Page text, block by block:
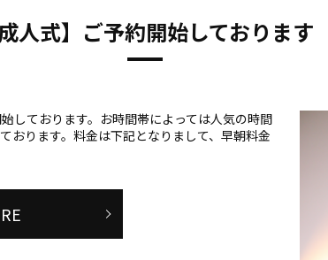
成人式】ご予約開始しております
しております。お時間帯によっては人気の時間
おります。料金は下記となりまして、早朝料金